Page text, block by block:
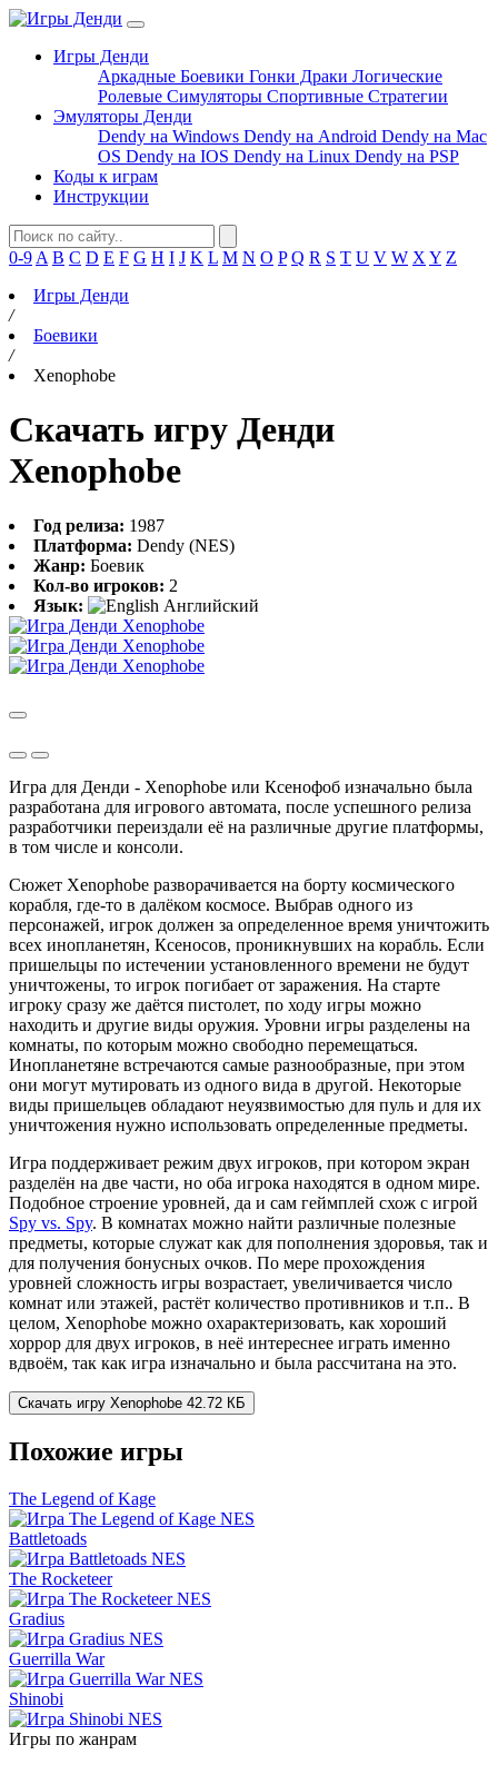
Игры Денди
Аркадные Боевики Гонки Драки Логические
Ролевые Симуляторы Спортивные Стратегии
Эмуляторы Денди
Dendy на Windows Dendy на Android Dendy на Mac
OS Dendy на IOS Dendy на Linux Dendy на PSP
Коды к играм
Инструкции
0-9 A B C D E F G H I J K L M N O P Q R S T U V W X Y Z
Игры Денди
/
Боевики
/
Xenophobe
Скачать игру Денди
Xenophobe
Год релиза: 1987
Платформа: Dendy (NES)
Жанр: Боевик
Кол-во игроков: 2
Язык:
Английский
Игра для Денди - Xenophobe или Ксенофоб изначально была
разработана для игрового автомата, после успешного релиза
разработчики переиздали её на различные другие платформы,
в том числе и консоли.
Сюжет Xenophobe разворачивается на борту космического
корабля, где-то в далёком космосе. Выбрав одного из
персонажей, игрок должен за определенное время уничтожить
всех инопланетян, Ксеносов, проникнувших на корабль. Если
пришельцы по истечении установленного времени не будут
уничтожены, то игрок погибает от заражения. На старте
игроку сразу же даётся пистолет, по ходу игры можно
находить и другие виды оружия. Уровни игры разделены на
комнаты, по которым можно свободно перемещаться.
Инопланетяне встречаются самые разнообразные, при этом
они могут мутировать из одного вида в другой. Некоторые
виды пришельцев обладают неуязвимостью для пуль и для их
уничтожения нужно использовать определенные предметы.
Игра поддерживает режим двух игроков, при котором экран
разделён на две части, но оба игрока находятся в одном мире.
Подобное строение уровней, да и сам геймплей схож с игрой
Spy vs. Spy. В комнатах можно найти различные полезные
предметы, которые служат как для пополнения здоровья, так и
для получения бонусных очков. По мере прохождения
уровней сложность игры возрастает, увеличивается число
комнат или этажей, растёт количество противников и т.п.. В
целом, Xenophobe можно охарактеризовать, как хороший
хоррор для двух игроков, в неё интереснее играть именно
вдвоём, так как игра изначально и была рассчитана на это.
Скачать игру Xenophobe 42.72 КБ
Похожие игры
The Legend of Kage
Battletoads
The Rocketeer
Gradius
Guerrilla War
Shinobi
Игры по жанрам